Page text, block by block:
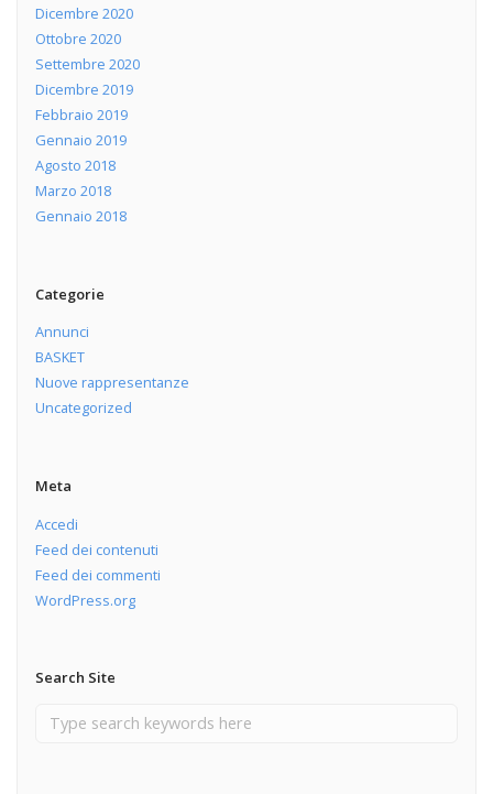
Dicembre 2020
Ottobre 2020
Settembre 2020
Dicembre 2019
Febbraio 2019
Gennaio 2019
Agosto 2018
Marzo 2018
Gennaio 2018
Categorie
Annunci
BASKET
Nuove rappresentanze
Uncategorized
Meta
Accedi
Feed dei contenuti
Feed dei commenti
WordPress.org
Search Site